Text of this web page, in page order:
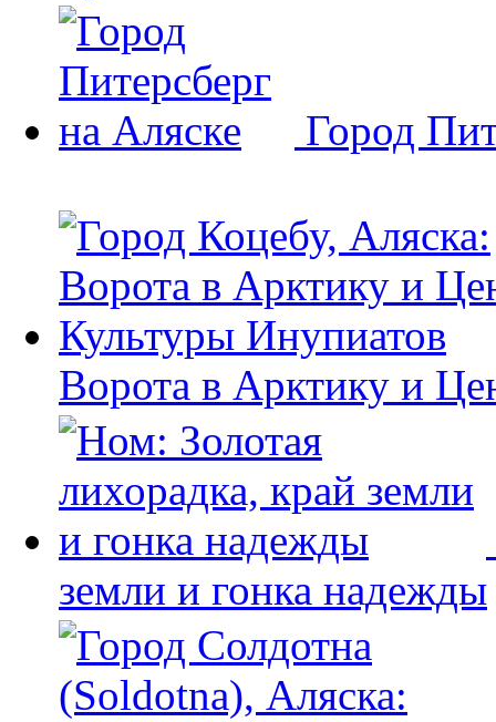
Город
Ворота в Арктику и
земли и гонка надежды